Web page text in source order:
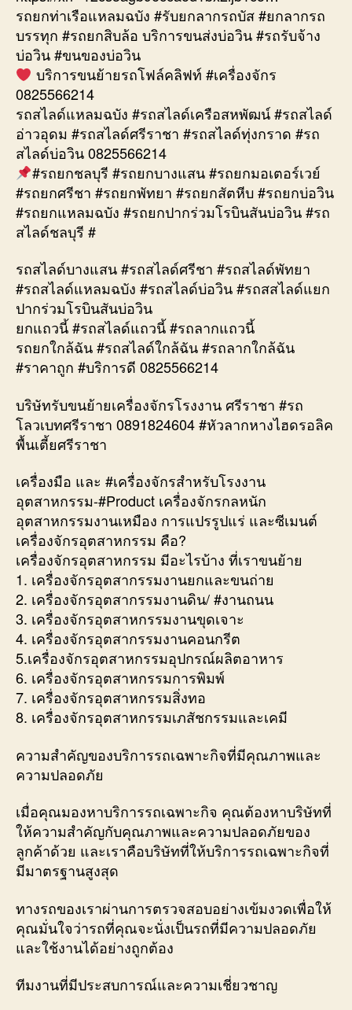
รถยกท่าเรือแหลมฉบัง #รับยกลากรถบัส #ยกลากรถ
บรรทุก #รถยกสิบล้อ บริการขนส่งบ่อวิน #รถรับจ้าง
บ่อวิน #ขนของบ่อวิน
บริการขนย้ายรถโฟล์คลิฟท์ #เครื่องจักร
0825566214
รถสไลด์แหลมฉบัง #รถสไลด์เครือสหพัฒน์ #รถสไลด์
อ่าวอุดม #รถสไลด์ศรีราชา #รถสไลด์ทุ่งกราด #รถ
สไลด์บ่อวิน 0825566214
#รถยกชลบุรี #รถยกบางแสน #รถยกมอเตอร์เวย์
#รถยกศรีชา #รถยกพัทยา #รถยกสัตหีบ #รถยกบ่อวิน
#รถยกแหลมฉบัง #รถยกปากร่วมโรบินสันบ่อวิน #รถ
สไลด์ชลบุรี #
รถสไลด์บางแสน #รถสไลด์ศรีชา #รถสไลด์พัทยา
#รถสไลด์แหลมฉบัง #รถสไลด์บ่อวิน #รถสสไลด์แยก
ปากร่วมโรบินสันบ่อวิน
ยกแถวนี้ #รถสไลด์แถวนี้ #รถลากแถวนี้
รถยกใกล้ฉัน #รถสไลด์ใกล้ฉัน #รถลากใกล้ฉัน
#ราคาถูก #บริการดี 0825566214
บริษัทรับขนย้ายเครื่องจักรโรงงาน ศรีราชา #รถ
โลวเบทศรีราชา 0891824604 #หัวลากหางไฮดรอลิค
พื้นเตี้ยศรีราชา
เครื่องมือ และ #เครื่องจักรสำหรับโรงงาน
อุตสาหกรรม-#Product เครื่องจักรกลหนัก
อุตสาหกรรมงานเหมือง การแปรรูปแร่ และซีเมนต์
เครื่องจักรอุตสาหกรรม คือ?
เครื่องจักรอุตสาหกรรม มีอะไรบ้าง ที่เราขนย้าย
1. เครื่องจักรอุตสากรรมงานยกและขนถ่าย
2. เครื่องจักรอุตสากรรมงานดิน/ #งานถนน
3. เครื่องจักรอุตสาหกรรมงานขุดเจาะ
4. เครื่องจักรอุตสากรรมงานคอนกรีต
5.เครื่องจักรอุตสาหกรรมอุปกรณ์ผลิตอาหาร
6. เครื่องจักรอุตสาหกรรมการพิมพ์
7. เครื่องจักรอุตสาหกรรมสิ่งทอ
8. เครื่องจักรอุตสาหกรรมเภสัชกรรมและเคมี
ความสำคัญของบริการรถเฉพาะกิจที่มีคุณภาพและ
ความปลอดภัย
เมื่อคุณมองหาบริการรถเฉพาะกิจ คุณต้องหาบริษัทที่
ให้ความสำคัญกับคุณภาพและความปลอดภัยของ
ลูกค้าด้วย และเราคือบริษัทที่ให้บริการรถเฉพาะกิจที่
มีมาตรฐานสูงสุด
ทางรถของเราผ่านการตรวจสอบอย่างเข้มงวดเพื่อให้
คุณมั่นใจว่ารถที่คุณจะนั่งเป็นรถที่มีความปลอดภัย
และใช้งานได้อย่างถูกต้อง
ทีมงานที่มีประสบการณ์และความเชี่ยวชาญ